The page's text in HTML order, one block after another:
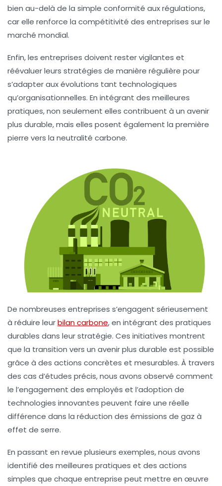
bien au-delà de la simple conformité aux régulations,
car elle renforce la compétitivité des entreprises sur le
marché mondial.
Enfin, les entreprises doivent rester vigilantes et
réévaluer leurs stratégies de manière régulière pour
s’adapter aux évolutions tant technologiques
qu’organisationnelles. En intégrant des meilleures
pratiques, non seulement elles contribuent à un avenir
plus durable, mais elles posent également la première
pierre vers la neutralité carbone.
De nombreuses entreprises s’engagent sérieusement
à réduire leurbilan carbone, en intégrant des pratiques
durables dans leurstratégie. Ces initiatives montrent
que la transition vers un avenir plus durable est possible
grâce à des actions concrètes et mesurables. À travers
des cas d’études précis, nous avons observé comment
le l’engagement des employés et l’adoption de
technologies innovantes peuvent faire une réelle
différence dans la réduction des émissions de gaz à
effet de serre.
En passant en revue plusieurs exemples, nous avons
identifié des meilleures pratiques et des actions
simples que chaque entreprise peut mettre en œuvre